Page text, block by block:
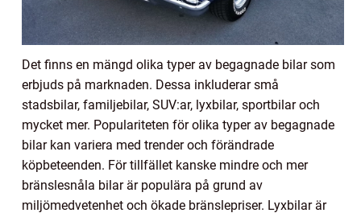
Det finns en mängd olika typer av begagnade bilar som
erbjuds på marknaden. Dessa inkluderar små
stadsbilar, familjebilar, SUV:ar, lyxbilar, sportbilar och
mycket mer. Populariteten för olika typer av begagnade
bilar kan variera med trender och förändrade
köpbeteenden. För tillfället kanske mindre och mer
bränslesnåla bilar är populära på grund av
miljömedvetenhet och ökade bränslepriser. Lyxbilar är